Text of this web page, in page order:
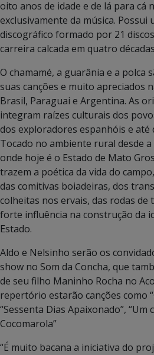
oito anos de idade e de lá para cá
exclusivamente da música. Possui
discográfico formado por 21
carreira calcada em quatro
O chamamé, a guarânia e a polca
suas canções e muito apreciados
Brasil, Paraguai e Argentina. As
integram raízes culturais dos
dos exploradores espanhóis e
Tocado no ambiente rural desde
onde hoje é o Estado de Mato
trazem a poética da vida do
das comitivas boiadeiras, dos
colheitas nos ervais, das rodas de
forte influência na construção da
Estado.
Aldo e Nelsinho serão os
show no Som da Concha, que
de seu filho Maninho Rocha no
repertório estarão canções como
“Sessenta Dias Apaixonado”,
Cocomarola”
“É muito bacana a iniciativa do